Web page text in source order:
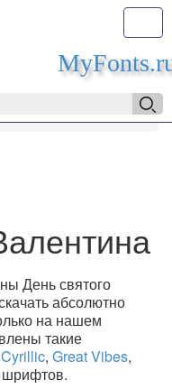
День святого
абсолютно
на нашем
такие
, Great Vibes,
шрифтов.